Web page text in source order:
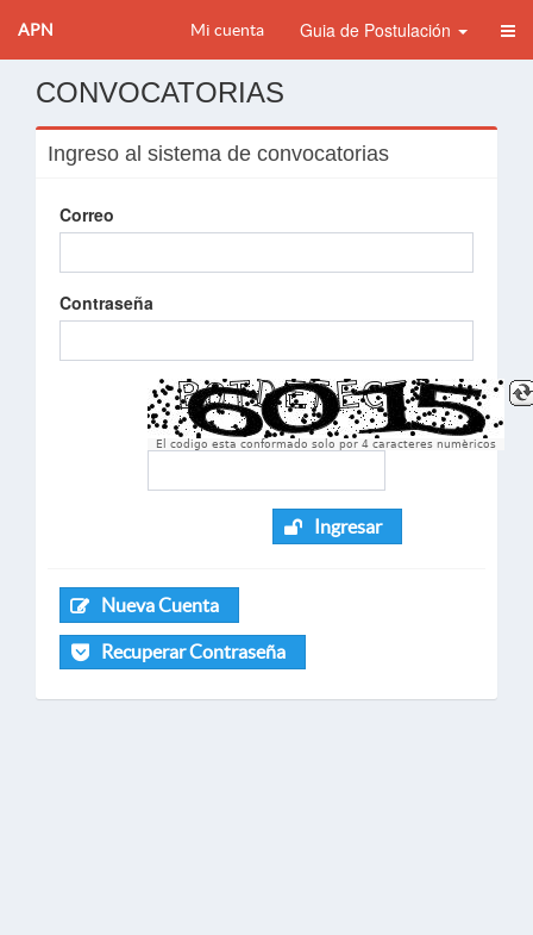
APN Mi cuenta Guia de Postulación
CONVOCATORIAS
Ingreso al sistema de convocatorias
Correo
Contraseña
El codigo esta conformado solo por 4 caracteres numèricos
Ingresar
Nueva Cuenta
Recuperar Contraseña